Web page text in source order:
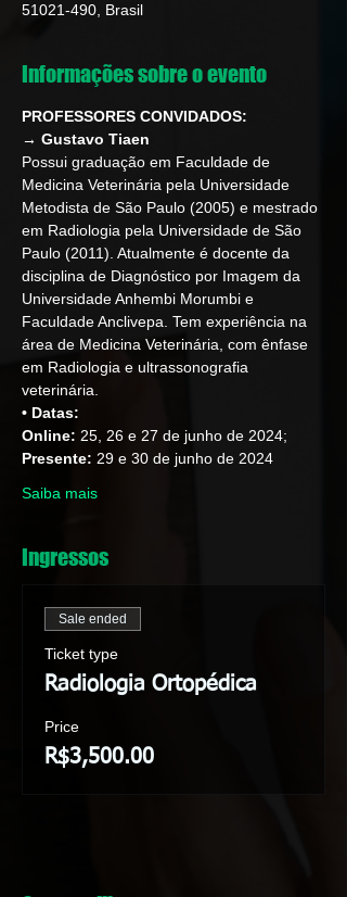
51021-490, Brasil
Informações sobre o evento
PROFESSORES CONVIDADOS:
→ Gustavo﻿ Ti﻿aen
Possui graduação em Faculdade de
Medicina Veterinária pela Universidade
Metodista de São Paulo (2005) e mestrado
em Radiologia pela Universidade de São
Paulo (2011). Atualmente é docente da
disciplina de Diagnóstico por Imagem da
Universidade Anhembi Morumbi e
Faculdade Anclivepa. Tem experiência na
área de Medicina Veterinária, com ênfase
em Radiologia e ultrassonografia
veterinária.
• Datas:
Online: 25, 26 e 27 de junho de 2024;
Presente: 29 e 30 de junho de 2024
Saiba mais
Ingressos
Sale ended
Ticket type
Radiologia Ortopédica
Price
R$3,500.00